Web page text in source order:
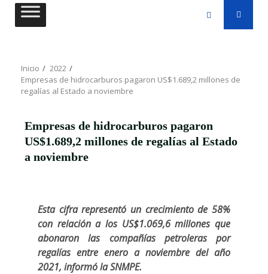
Saltar
Inicio
2022
Empresas de hidrocarburos pagaron US$1.689,2 millones de
regalías al Estado a noviembre
Empresas de hidrocarburos pagaron
US$1.689,2 millones de regalías al Estado
a noviembre
Esta cifra representó un crecimiento de 58%
con relación a los US$1.069,6 millones que
abonaron las compañías petroleras por
regalías entre enero a noviembre del año
2021, informó la SNMPE.